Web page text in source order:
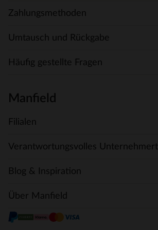
Zahlungsmethoden
Umtausch und Rückgabe
Häufig gestellte Fragen
Manfield
Filialen
Verantwortungsvolles
Blog & Inspiration
Über Manfield